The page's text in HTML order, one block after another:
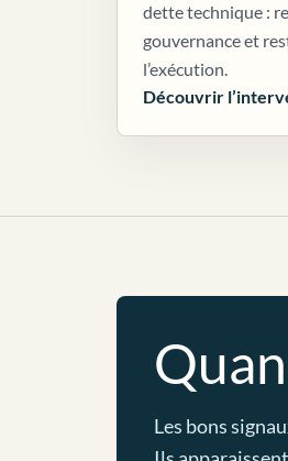
dette technique :
gouvernance et
l’exécution.
Découvrir
Les bons